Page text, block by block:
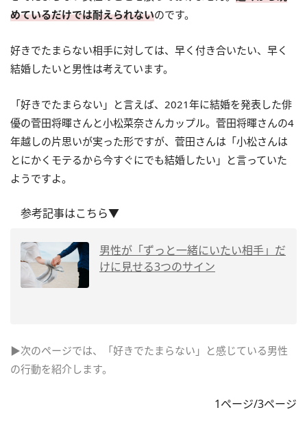
めているだけでは耐えられないのです。
好きでたまらない相手に対しては、早く付き合いたい、早く
結婚したいと男性は考えています。
「好きでたまらない」と言えば、2021年に結婚を発表した俳
優の菅田将暉さんと小松菜奈さんカップル。菅田将暉さんの4
年越しの片思いが実った形ですが、菅田さんは「小松さんは
とにかくモテるから今すぐにでも結婚したい」と言っていた
ようですよ。
参考記事はこちら▼
男性が「ずっと一緒にいたい相手」だ
けに見せる3つのサイン
▶次のページでは、「好きでたまらない」と感じている男性
の行動を紹介します。
1ページ/3ページ